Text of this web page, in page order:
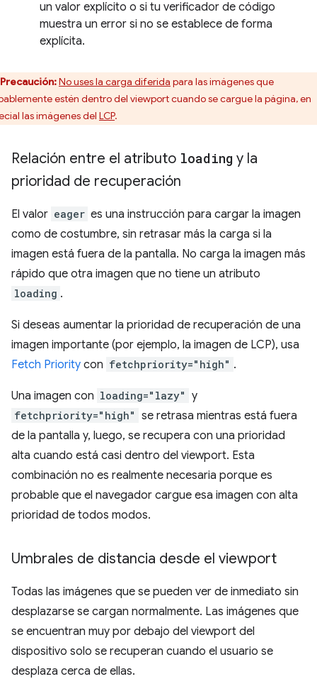
un valor explícito o si tu verificador de código
muestra un error si no se establece de forma
explícita.
Precaución:No uses la carga diferida para las imágenes que
estén dentro del viewport cuando se cargue la página, en
las imágenes del LCP.
Relación entre el atributo loading y la
prioridad de recuperación
El valor eager es una instrucción para cargar la imagen
como de costumbre, sin retrasar más la carga si la
imagen está fuera de la pantalla. No carga la imagen más
rápido que otra imagen que no tiene un atributo
loading .
Si deseas aumentar la prioridad de recuperación de una
imagen importante (por ejemplo, la imagen de LCP), usa
Fetch Priority con fetchpriority="high" .
Una imagen con loading="lazy" y
fetchpriority="high" se retrasa mientras está fuera
de la pantalla y, luego, se recupera con una prioridad
alta cuando está casi dentro del viewport. Esta
combinación no es realmente necesaria porque es
probable que el navegador cargue esa imagen con alta
prioridad de todos modos.
Umbrales de distancia desde el viewport
Todas las imágenes que se pueden ver de inmediato sin
desplazarse se cargan normalmente. Las imágenes que
se encuentran muy por debajo del viewport del
dispositivo solo se recuperan cuando el usuario se
desplaza cerca de ellas.